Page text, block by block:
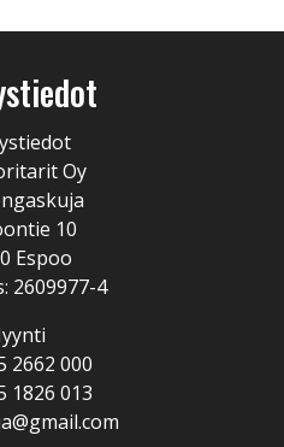
Oy
10
Espoo
2609977-4
2662 000
1826 013